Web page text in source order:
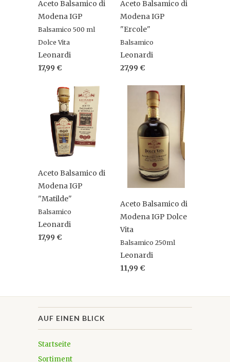
Aceto Balsamico di
Modena IGP
Balsamico 500 ml
Dolce Vita
Leonardi
17,99 €
Aceto Balsamico di
Modena IGP
"Ercole"
Balsamico
Leonardi
27,99 €
Aceto Balsamico di
Modena IGP
"Matilde"
Balsamico
Leonardi
17,99 €
Aceto Balsamico di
Modena IGP Dolce
Vita
Balsamico 250ml
Leonardi
11,99 €
AUF EINEN BLICK
Startseite
Sortiment